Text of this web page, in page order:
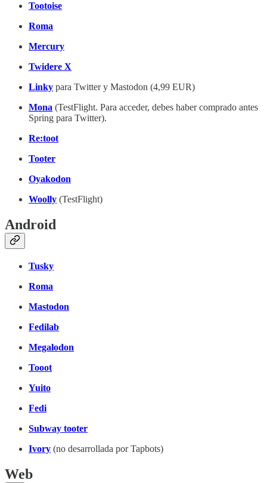
Tootoise
Roma
Mercury
Twidere X
Linky para Twitter y Mastodon (4,99 EUR)
Mona (TestFlight. Para acceder, debes haber comprado antes
Spring para Twitter).
Re:toot
Tooter
Oyakodon
Woolly (TestFlight)
Android
Tusky
Roma
Mastodon
Fedilab
Megalodon
Tooot
Yuito
Fedi
Subway tooter
Ivory (no desarrollada por Tapbots)
Web